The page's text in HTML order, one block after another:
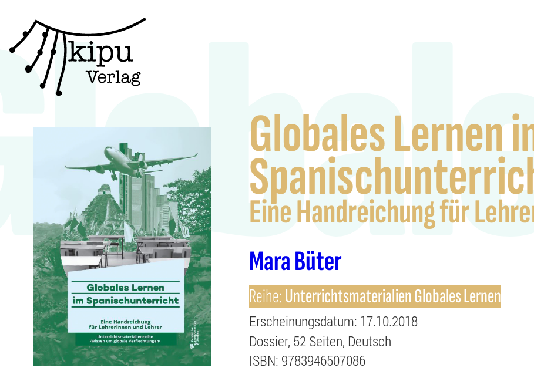
Globales Lernen
Eine Handreichung für
Mara Büter
Reihe:Unterrichtsmaterialien Globales Lernen
Erscheinungsdatum: 17.10.2018
Dossier 52Seiten Deutsch
ISBN: 9783946507086